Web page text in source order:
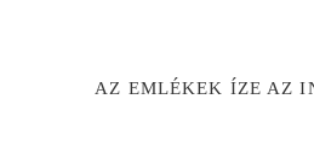
AZ EMLÉKEK ÍZE AZ